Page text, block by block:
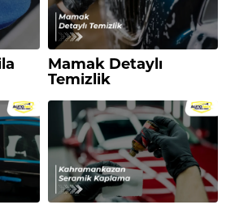
Mamak Detaylı
Temizlik